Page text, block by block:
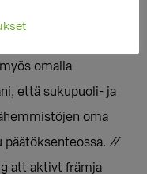
ihmisiin kohdistuvaa
omalla
että sukupuoli- ja
oma
päätöksenteossa. //
att aktivt främja